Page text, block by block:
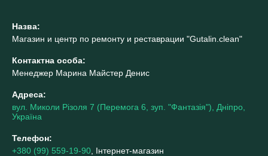
Назва:
Магазин и центр по ремонту и реставрации "Gutalin.clean"
Контактна особа:
Менеджер Марина Майстер Денис
Адреса:
вул. Миколи Різоля 7 (Перемога 6, зуп. "Фантазія"), Дніпро,
Україна
Телефон:
+380 (99) 559-19-90 , Інтернет-магазин